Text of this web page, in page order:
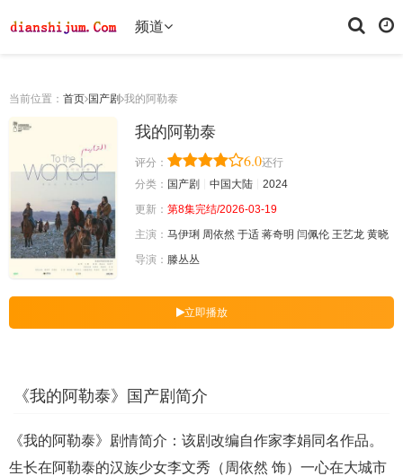
频道
当前位置： 首页 国产剧 我的阿勒泰
我的阿勒泰
评分： 6.0还行
分类： 国产剧 中国大陆
2024
更新： 第8集完结/2026-03-19
主演： 马伊琍 周依然 于适 蒋奇明 闫佩伦 王艺龙 黄晓
导演： 滕丛丛
立即播放
《我的阿勒泰》国产剧简介
《我的阿勒泰》剧情简介：该剧改编自作家李娟同名作品。
生长在阿勒泰的汉族少女李文秀（周依然 饰）一心在大城市